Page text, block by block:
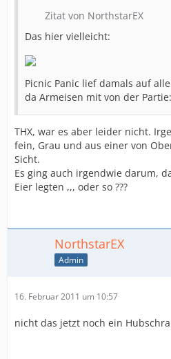
Zitat von NorthstarEX
Das hier vielleicht:
Picnic Panic lief damals auf
da Armeisen mit von der
THX, war es aber leider nicht.
fein, Grau und aus einer von
Sicht.
Es ging auch irgendwie darum,
Eier legten ,,, oder so ???
NorthstarEX
Admin
16. Februar 2011 um 10:57
nicht das jetzt noch ein